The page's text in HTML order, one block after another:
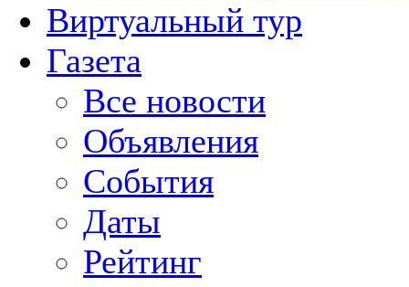
Виртуальный тур
Газета
Все новости
Объявления
События
Даты
Рейтинг